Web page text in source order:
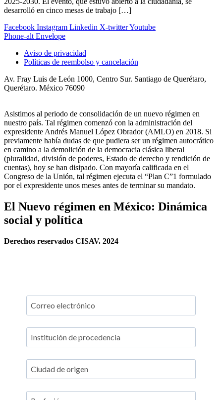
desarrolló en cinco mesas de trabajo […]
Facebook Instagram Linkedin X-twitterYoutube
Phone-alt Envelope
Aviso de privacidad
Políticas de reembolso y cancelación
Av. Fray Luis de León 1000, Centro Sur. Santiago de Querétaro,
Querétaro. México 76090
Asistimos al periodo de consolidación de un nuevo régimen en
nuestro país. Tal régimen comenzó con la administración del
expresidente Andrés Manuel López Obrador (AMLO) en 2018. Si
previamente había dudas de que pudiera ser un régimen autocrático
en camino a la demolición de la democracia clásica liberal
(pluralidad, división de poderes, Estado de derecho y rendición de
cuentas), hoy se han disipado. Con mayoría calificada en el
Congreso de la Unión, tal régimen ejecuta el “Plan C”1 formulado
por el expresidente unos meses antes de terminar su mandato.
El Nuevo régimen en México: Dinámica
social y política
Derechos reservados CISAV. 2024